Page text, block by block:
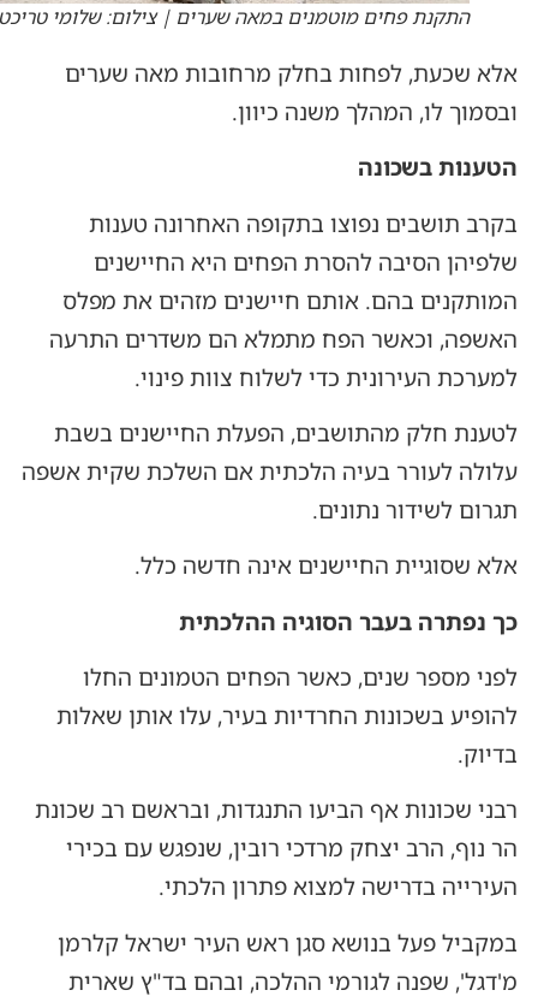
התקנת פחים מוטמנים במאה שערים | צילום: שלומי
אלא שכעת, לפחות בחלק מרחובות מאה שערים
ובסמוך לו, המהלך משנה כיוון.
הטענות בשכונה
בקרב תושבים נפוצו בתקופה האחרונה טענות
שלפיהן הסיבה להסרת הפחים היא החיישנים
המותקנים בהם. אותם חיישנים מזהים את מפלס
האשפה, וכאשר הפח מתמלא הם משדרים התרעה
למערכת העירונית כדי לשלוח צוות פינוי.
לטענת חלק מהתושבים, הפעלת החיישנים בשבת
עלולה לעורר בעיה הלכתית אם השלכת שקית אשפה
תגרום לשידור נתונים.
אלא שסוגיית החיישנים אינה חדשה כלל.
כך נפתרה בעבר הסוגיה ההלכתית
לפני מספר שנים, כאשר הפחים הטמונים החלו
להופיע בשכונות החרדיות בעיר, עלו אותן שאלות
בדיוק.
רבני שכונות אף הביעו התנגדות, ובראשם רב שכונת
הר נוף, הרב יצחק מרדכי רובין, שנפגש עם בכירי
העירייה בדרישה למצוא פתרון הלכתי.
במקביל פעל בנושא סגן ראש העיר ישראל קלרמן
מ'דגל', שפנה לגורמי ההלכה, ובהם בד"ץ שארית